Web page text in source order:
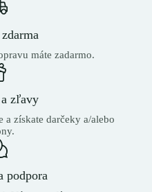
máte zadarmo.
zľavy
a získate darčeky a/alebo
podpora